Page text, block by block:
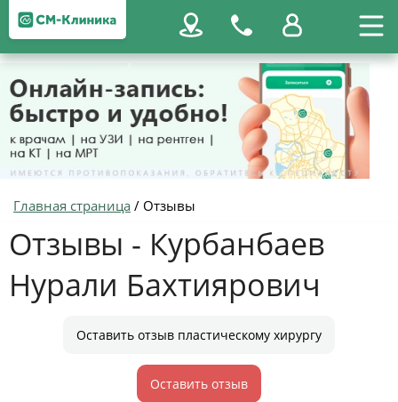
Главная страница / Отзывы
Отзывы - Курбанбаев
Нурали Бахтиярович
Оставить отзыв пластическому хирургу
Оставить отзыв